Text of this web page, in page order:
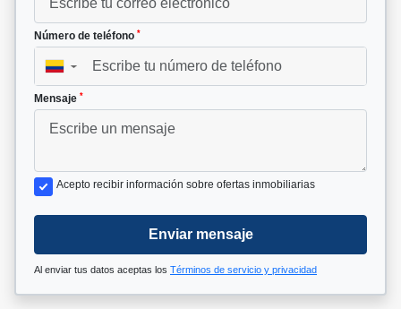
Número de teléfono *
▼
Mensaje *
Acepto recibir información sobre ofertas inmobiliarias
Enviar mensaje
Al enviar tus datos aceptas los Términos de servicio y privacidad